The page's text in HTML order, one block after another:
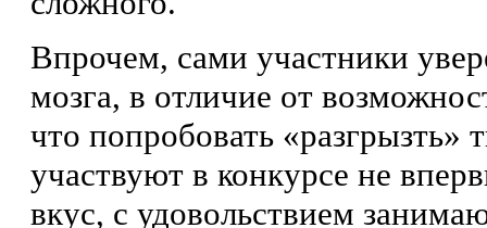
Впрочем, сами участники
мозга, в отличие от
что попробо­вать
участвуют в конкурсе не
вкус, с удовольствием